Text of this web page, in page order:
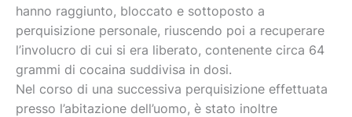
hanno raggiunto, bloccato e sottoposto a
perquisizione personale, riuscendo poi a recuperare
l’involucro di cui si era liberato, contenente circa 64
grammi di cocaina suddivisa in dosi.
Nel corso di una successiva perquisizione effettuata
presso l’abitazione dell’uomo, è stato inoltre